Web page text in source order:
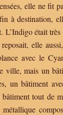
elle ne fit
à destination,
L’Indigo était
elle
avec le
ville, mais un
un bâtiment
tout de